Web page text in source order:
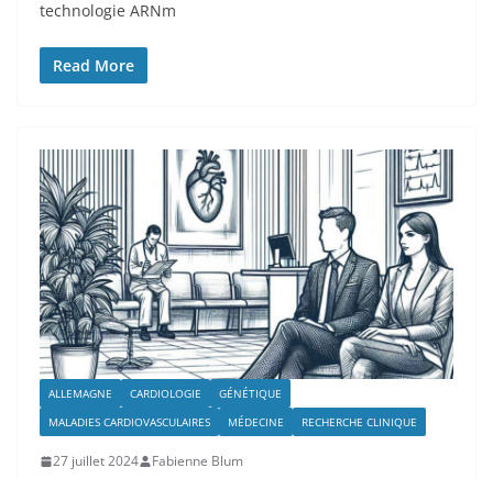
technologie ARNm
Read More
ALLEMAGNE CARDIOLOGIE
GÉNÉTIQUE
MALADIES CARDIOVASCULAIRES
MÉDECINE RECHERCHE CLINIQUE
27 juillet 2024 Fabienne Blum